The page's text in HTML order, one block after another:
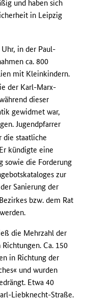
und haben sich
in Leipzig
in der Paul-
ca. 800
mit Kleinkindern.
der Karl-Marx-
dieser
gewidmet war,
Jugendpfarrer
staatliche
kündigte eine
sowie die Forderung
zur
Sanierung der
bzw. dem Rat
die Mehrzahl der
Ca. 150
in Richtung der
und wurden
Etwa 40
Liebknecht-Straße.